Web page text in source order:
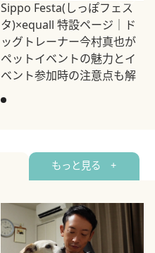
Sippo Festa(しっぽフェス
タ)×equall 特設ページ｜ド
ッグトレーナー今村真也が
ペットイベントの魅力とイ
ベント参加時の注意点も解
2026年5月12日
もっと見る +